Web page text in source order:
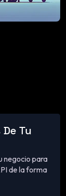
Tu
negocio para
de la forma